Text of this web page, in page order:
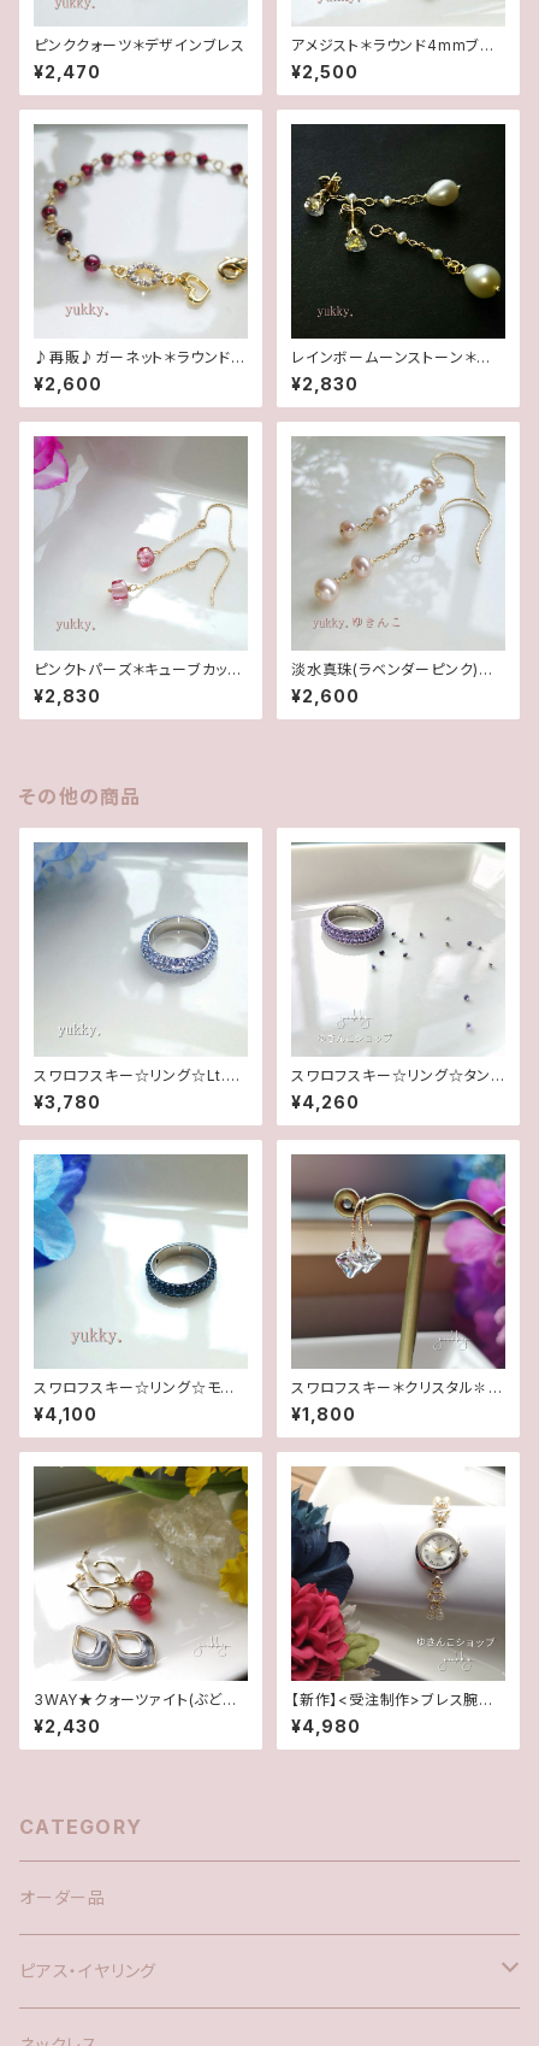
ピンククォーツ＊デザインブレス
¥2,470
アメジスト＊ラウンド4mmブレ
スレット
¥2,500
♪再販♪ガーネット＊ラウンド4
mmブレスレット
¥2,600
レインボームーンストーン＊淡
水2wayポストピアス14kgf
¥2,830
ピンクトパーズ＊キューブカット1
4Kgfピアス
¥2,830
淡水真珠(ラベンダーピンク)＊
グリッターピアス(14Kgf)
¥2,600
その他の商品
スワロフスキー☆リング☆Lt.サ
ファイヤ5.5号
¥3,780
スワロフスキー☆リング☆タン
ザナイト(16.5号)
¥4,260
スワロフスキー☆リング☆モンタ
ナ(16.5号)
¥4,100
スワロフスキー＊クリスタル✽グ
リッターデザインピアス(14Kgf)
¥1,800
3WAY★クォーツァイト(ぶどう
色)&マーブルエポ/フープチタン
ポストピアス
¥2,430
【新作】<受注制作>ブレス腕時
計★キュービックジルコニア(ゴ
ールド)
¥4,980
CATEGORY
オーダー品
ピアス・イヤリング